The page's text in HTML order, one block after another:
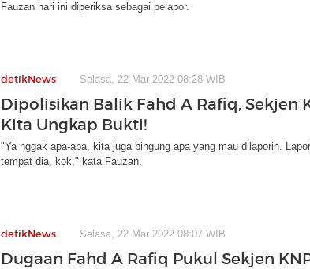
Fauzan hari ini diperiksa sebagai pelapor.
detikNews Selasa, 22 Mar 2022 08:28 WIB
Dipolisikan Balik Fahd A Rafiq, Sekjen
Kita Ungkap Bukti!
"Ya nggak apa-apa, kita juga bingung apa yang mau dilaporin.
tempat dia, kok," kata Fauzan.
detikNews Selasa, 22 Mar 2022 08:07 WIB
Dugaan Fahd A Rafiq Pukul Sekjen